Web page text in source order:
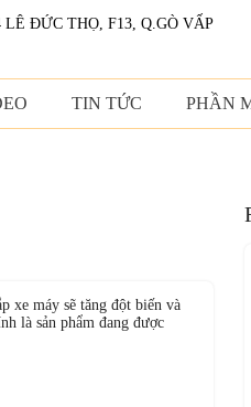
LÊ ĐỨC THỌ, F13, Q.GÒ VẤP
TIN TỨC PHẦN
xe máy sẽ tăng đột biến và
là sản phẩm đang được